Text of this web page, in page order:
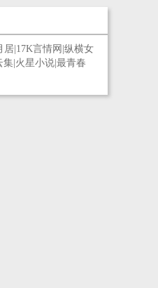
居 17K言情网 纵横女
集 火星小说 最青春